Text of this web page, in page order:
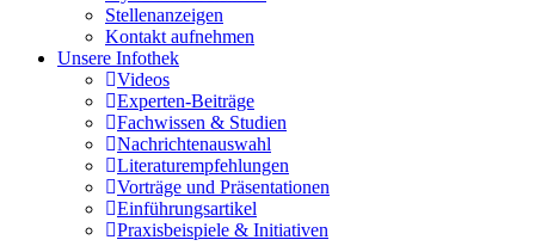
Stellenanzeigen
Kontakt aufnehmen
Unsere Infothek
Videos
Experten-Beiträge
Fachwissen & Studien
Nachrichtenauswahl
Literaturempfehlungen
Vorträge und Präsentationen
Einführungsartikel
Praxisbeispiele & Initiativen